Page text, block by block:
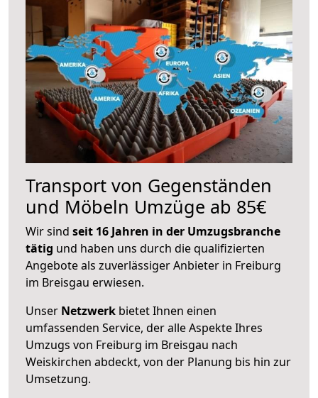
Transport von Gegenständen
und Möbeln Umzüge ab 85€
Wir sind seit 16 Jahren in der Umzugsbranche
tätig und haben uns durch die qualifizierten
Angebote als zuverlässiger Anbieter in Freiburg
im Breisgau erwiesen.
Unser Netzwerk bietet Ihnen einen
umfassenden Service, der alle Aspekte Ihres
Umzugs von Freiburg im Breisgau nach
Weiskirchen abdeckt, von der Planung bis hin zur
Umsetzung.